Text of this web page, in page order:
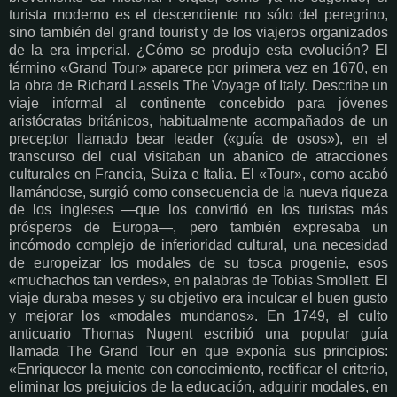
turista moderno es el descendiente no sólo del peregrino,
sino también del grand tourist y de los viajeros organizados
de la era imperial. ¿Cómo se produjo esta evolución? El
término «Grand Tour» aparece por primera vez en 1670, en
la obra de Richard Lassels The Voyage of Italy. Describe un
viaje informal al continente concebido para jóvenes
aristócratas británicos, habitualmente acompañados de un
preceptor llamado bear leader («guía de osos»), en el
transcurso del cual visitaban un abanico de atracciones
culturales en Francia, Suiza e Italia. El «Tour», como acabó
llamándose, surgió como consecuencia de la nueva riqueza
de los ingleses —que los convirtió en los turistas más
prósperos de Europa—, pero también expresaba un
incómodo complejo de inferioridad cultural, una necesidad
de europeizar los modales de su tosca progenie, esos
«muchachos tan verdes», en palabras de Tobias Smollett. El
viaje duraba meses y su objetivo era inculcar el buen gusto
y mejorar los «modales mundanos». En 1749, el culto
anticuario Thomas Nugent escribió una popular guía
llamada The Grand Tour en que exponía sus principios:
«Enriquecer la mente con conocimiento, rectificar el criterio,
eliminar los prejuicios de la educación, adquirir modales, en